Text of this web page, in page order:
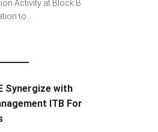
Activity at Block B
to...
Synergize with
ITB For